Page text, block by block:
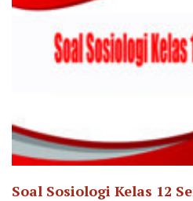
Soal Sosiologi Kelas 12